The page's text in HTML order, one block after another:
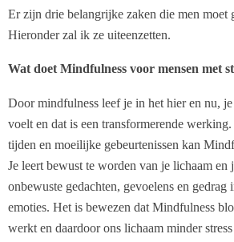
Er zijn drie belangrijke zaken die men moet
Hieronder zal ik ze uiteenzetten.
Wat doet Mindfulness voor mensen met
Door mindfulness leef je in het hier en nu,
voelt en dat is een transformerende
tijden en moeilijke gebeurtenissen kan
Je leert bewust te worden van je lichaam en
onbewuste gedachten, gevoelens en gedrag
emoties. Het is bewezen dat Mindfulness
werkt en daardoor ons lichaam minder